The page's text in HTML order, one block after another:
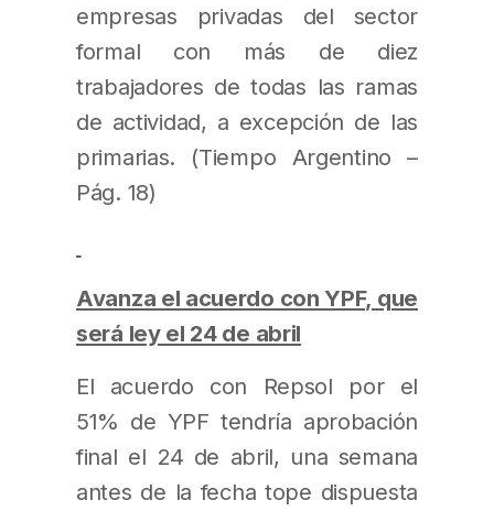
empresas privadas del sector
formal con más de diez
trabajadores de todas las ramas
de actividad, a excepción de las
primarias. (Tiempo Argentino –
Pág. 18)
Avanza el acuerdo con YPF, que
será ley el 24 de abril
El acuerdo con Repsol por el
51% de YPF tendría aprobación
final el 24 de abril, una semana
antes de la fecha tope dispuesta